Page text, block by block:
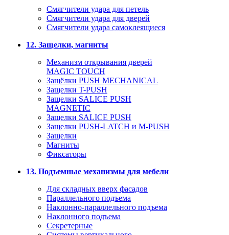
Смягчители удара для петель
Смягчители удара для дверей
Cмягчители удара самоклеящиеся
12. Защелки, магниты
Механизм открывания дверей
MAGIC TOUCH
Защёлки PUSH MECHANICAL
Защелки T-PUSH
Защелки SALICE PUSH
MAGNETIC
Защелки SALICE PUSH
Защелки PUSH-LATCH и M-PUSH
Защелки
Магниты
Фиксаторы
13. Подъемные механизмы для мебели
Для складных вверх фасадов
Параллельного подъема
Наклонно-параллельного подъема
Наклонного подъема
Секретерные